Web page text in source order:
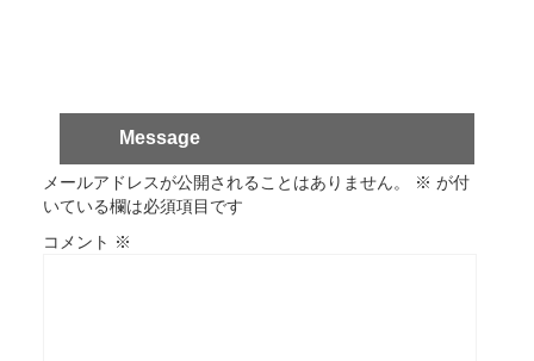
Message
メールアドレスが公開されることはありません。 ※ が付
いている欄は必須項目です
コメント ※